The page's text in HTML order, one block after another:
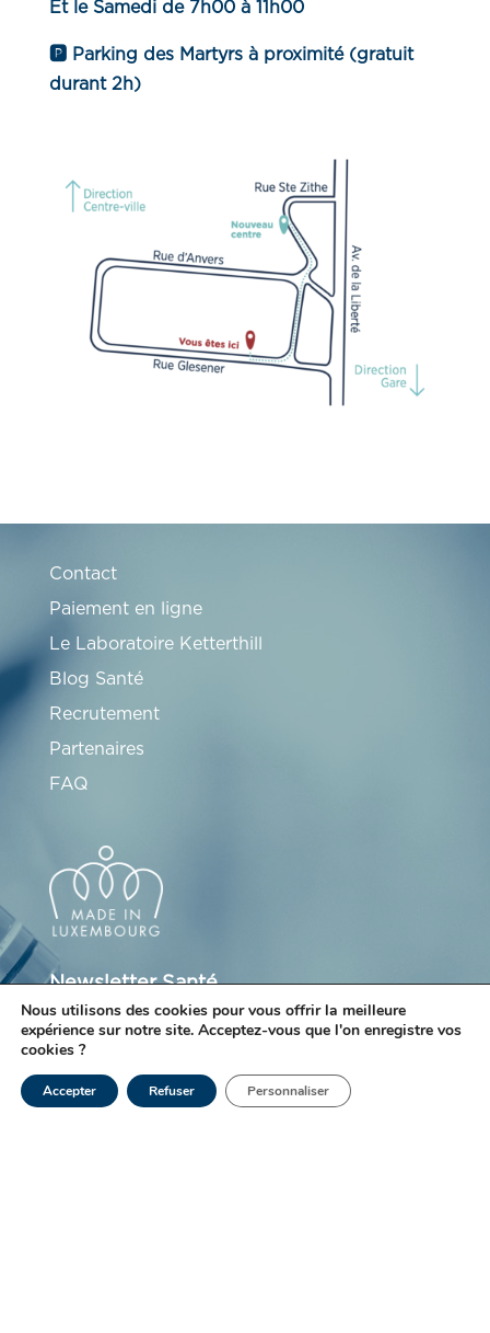
Et le Samedi de 7h00 à 11h00
🅿️ Parking des Martyrs à proximité (gratuit
durant 2h)
Contact
Paiement en ligne
Le Laboratoire Ketterthill
Blog Santé
Recrutement
Partenaires
FAQ
Newsletter Santé
S'inscrire
Nous utilisons des cookies pour vous offrir la meilleure
expérience sur notre site. Acceptez-vous que l'on enregistre vos
cookies ?
Accepter Refuser Personnaliser